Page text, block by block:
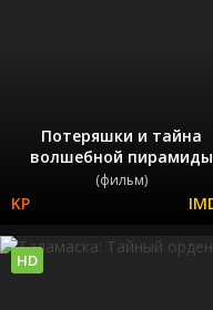
Потеряшки и тайна
волшебной пирамиды
(фильм)
HD